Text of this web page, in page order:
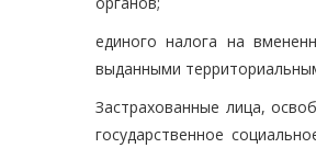
единого налога на
выданными
Застрахованные лица,
государственное